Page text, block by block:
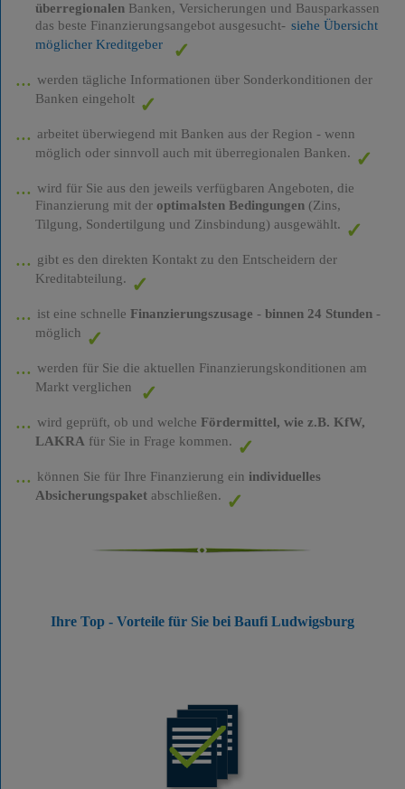
überregionalenBanken, Versicherungen und Bausparkassen
das beste Finanzierungsangebot ausgesucht- siehe Übersicht
möglicher Kreditgeber
werden tägliche Informationen über Sonderkonditionen der
Banken eingeholt
arbeitet überwiegend mit Banken aus der Region - wenn
möglich oder sinnvoll auch mit überregionalen Banken.
wird für Sie aus den jeweils verfügbaren Angeboten, die
Finanzierung mit der optimalsten Bedingungen(Zins,
Tilgung, Sondertilgung und Zinsbindung) ausgewählt.
gibt es den direkten Kontakt zu den Entscheidern der
Kreditabteilung.
ist eine schnelle Finanzierungszusage - binnen 24 Stunden-
möglich
werden für Sie die aktuellen Finanzierungskonditionen am
Markt verglichen
wird geprüft, ob und welche Fördermittel, wie z.B. KfW,
LAKRA für Sie in Frage kommen.
können Sie für Ihre Finanzierung ein individuelles
Absicherungspaketabschließen.
Ihre Top - Vorteile für Sie bei Baufi Ludwigsburg